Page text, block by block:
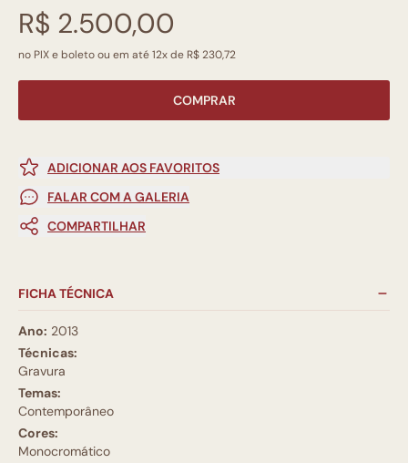
R$ 2.500,00
no PIX e boleto ou em até 12x de R$ 230,72
COMPRAR
ADICIONAR AOS FAVORITOS
FALAR COM A GALERIA
COMPARTILHAR
FICHA TÉCNICA
Ano: 2013
Técnicas:
Gravura
Temas:
Contemporâneo
Cores:
Monocromático